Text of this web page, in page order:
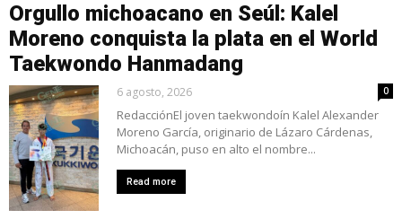
Orgullo michoacano en Seúl: Kalel
Moreno conquista la plata en el World
Taekwondo Hanmadang
6 agosto, 2026 0
RedacciónEl joven taekwondoín Kalel Alexander
Moreno García, originario de Lázaro Cárdenas,
Michoacán, puso en alto el nombre...
Read more